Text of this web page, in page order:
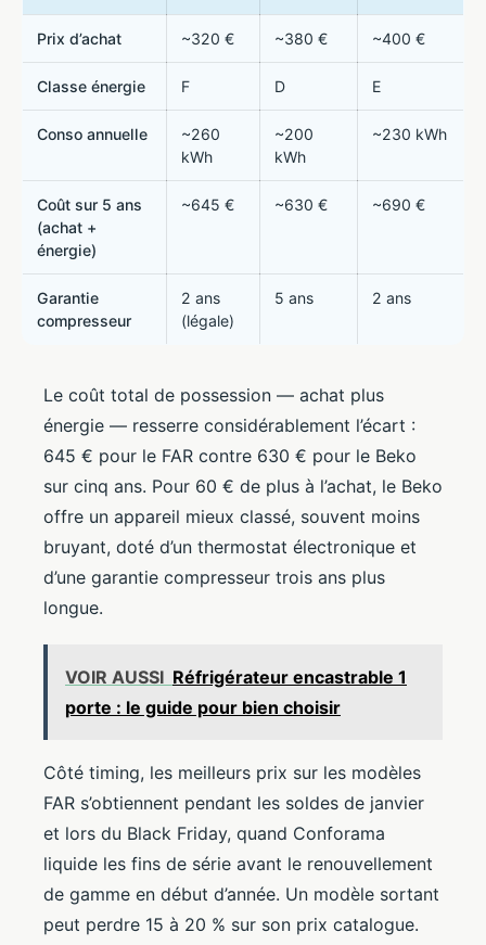
Prix d’achat ~320 € ~380 € ~400 €
Classe énergie F D E
Conso annuelle
~260
kWh
~200
kWh
~230 kWh
Coût sur 5 ans
(achat +
énergie)
~645 € ~630 € ~690 €
Garantie
compresseur
2 ans
(légale)
5 ans 2 ans
Le coût total de possession — achat plus
énergie — resserre considérablement l’écart :
645 € pour le FAR contre 630 € pour le Beko
sur cinq ans. Pour 60 € de plus à l’achat, le Beko
offre un appareil mieux classé, souvent moins
bruyant, doté d’un thermostat électronique et
d’une garantie compresseur trois ans plus
longue.
VOIR AUSSI Réfrigérateur encastrable 1
porte : le guide pour bien choisir
Côté timing, les meilleurs prix sur les modèles
FAR s’obtiennent pendant les soldes de janvier
et lors du Black Friday, quand Conforama
liquide les fins de série avant le renouvellement
de gamme en début d’année. Un modèle sortant
peut perdre 15 à 20 % sur son prix catalogue.